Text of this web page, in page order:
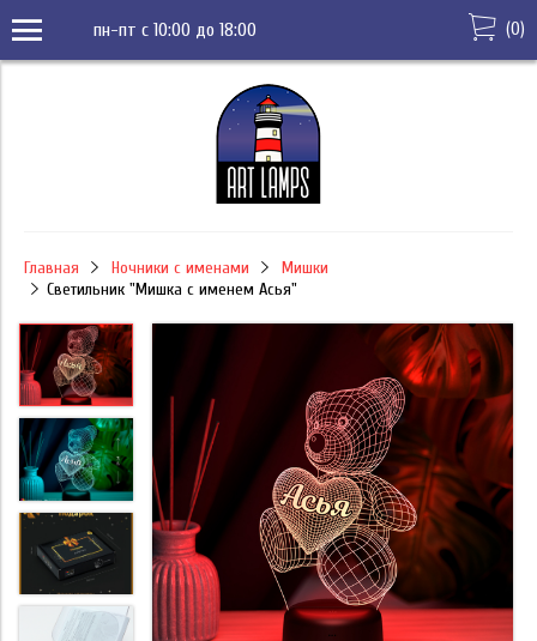
пн-пт с 10:00 до 18:00 (0)
Главная Ночники с именами
Мишки
Светильник "Мишка с именем Асья"